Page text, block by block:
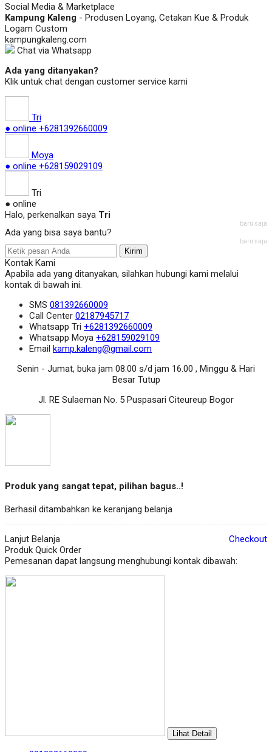
Social Media & Marketplace
Kampung Kaleng - Produsen Loyang, Cetakan Kue & Produk
Logam Custom
kampungkaleng.com
Chat via Whatsapp
Ada yang ditanyakan?
Klik untuk chat dengan customer service kami
Tri
● online +6281392660009
Moya
● online +628159029109
Tri
● online
Halo, perkenalkan saya Tri
baru saja
Ada yang bisa saya bantu?
baru saja
Kirim
Kontak Kami
Apabila ada yang ditanyakan, silahkan hubungi kami melalui
kontak di bawah ini.
SMS 081392660009
Call Center 02187945717
Whatsapp Tri +6281392660009
Whatsapp Moya +628159029109
Email kamp.kaleng@gmail.com
Senin - Jumat, buka jam 08.00 s/d jam 16.00 , Minggu & Hari
Besar Tutup
Jl. RE Sulaeman No. 5 Puspasari Citeureup Bogor
Produk yang sangat tepat, pilihan bagus..!
Berhasil ditambahkan ke keranjang belanja
Lanjut Belanja
Checkout
Produk Quick Order
Pemesanan dapat langsung menghubungi kontak dibawah:
Lihat Detail